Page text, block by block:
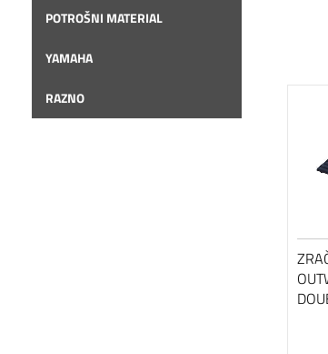
POTROŠNI MATERIAL
YAMAHA
RAZNO